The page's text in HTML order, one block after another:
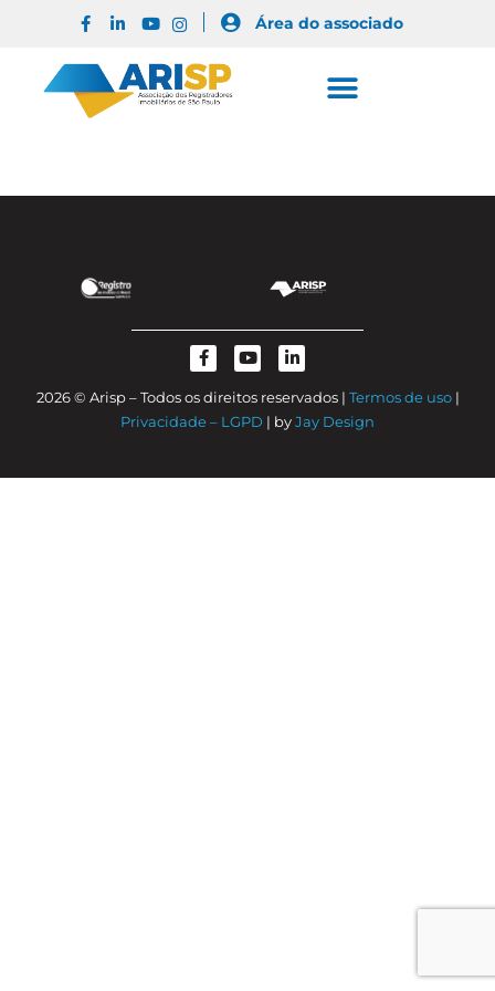
Área do associado
2026 © Arisp – Todos os direitos reservados | Termos de uso|
Privacidade – LGPD | byJay Design